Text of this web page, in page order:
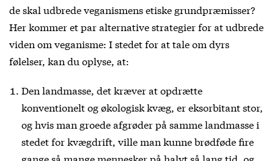
de skal udbrede veganismens etiske grundpræmisser?
Her kommer et par alternative strategier for at udbrede
viden om veganisme: I stedet for at tale om dyrs
følelser, kan du oplyse, at:
Den landmasse, det kræver at opdrætte
konventionelt og økologisk kvæg, er eksorbitant stor,
og hvis man groede afgrøder på samme landmasse i
stedet for kvægdrift, ville man kunne brødføde fire
gange så mange mennesker på halvt så lang tid, og